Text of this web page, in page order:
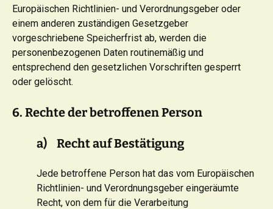
Europäischen Richtlinien- und Verordnungsgeber oder
einem anderen zuständigen Gesetzgeber
vorgeschriebene Speicherfrist ab, werden die
personenbezogenen Daten routinemäßig und
entsprechend den gesetzlichen Vorschriften gesperrt
oder gelöscht.
6. Rechte der betroffenen Person
a) Recht auf Bestätigung
Jede betroffene Person hat das vom Europäischen
Richtlinien- und Verordnungsgeber eingeräumte
Recht, von dem für die Verarbeitung